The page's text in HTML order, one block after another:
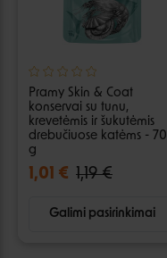
Pramy Skin & Coat
konservai su tunu,
krevetėmis ir šukutėmis
drebučiuose katėms - 70
g
1,01 € 1,19 €
Galimi pasirinkimai